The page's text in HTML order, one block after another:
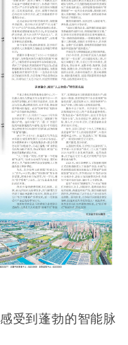
到蓬勃的智能脉